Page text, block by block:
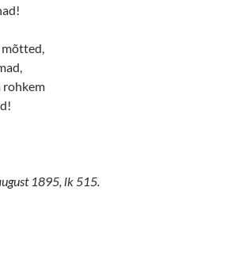
mõtted,
rohkem
1895, lk 515.